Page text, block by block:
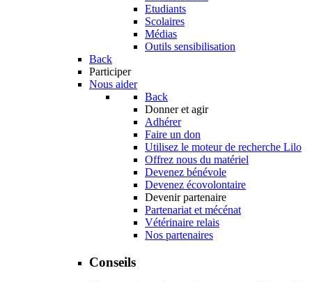
Etudiants
Scolaires
Médias
Outils sensibilisation
Back
Participer
Nous aider
Back
Donner et agir
Adhérer
Faire un don
Utilisez le moteur de recherche Lilo
Offrez nous du matériel
Devenez bénévole
Devenez écovolontaire
Devenir partenaire
Partenariat et mécénat
Vétérinaire relais
Nos partenaires
Conseils